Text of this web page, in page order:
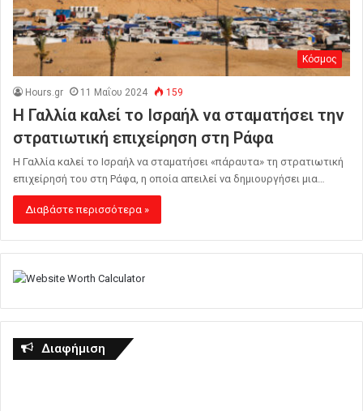
Κόσμος
Hours.gr 11 Μαΐου 2024 159
Η Γαλλία καλεί το Ισραήλ να σταματήσει την
στρατιωτική επιχείρηση στη Ράφα
Η Γαλλία καλεί το Ισραήλ να σταματήσει «πάραυτα» τη στρατιωτική
επιχείρησή του στη Ράφα, η οποία απειλεί να δημιουργήσει μια…
Διαβάστε περισσότερα »
Διαφήμιση